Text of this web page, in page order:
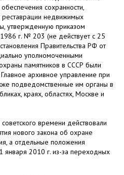
сохранности,
реставрации недвижимых
утвержденную приказом
г. № 203 (не действует с 25
Правительства РФ от
уполномоченными
памятников в СССР были
архивное управление при
подведомственные им органы в
краях, областях, Москве и
времени действовали
нового закона об охране
а отдельные положения
января 2010 г. из-за переходных